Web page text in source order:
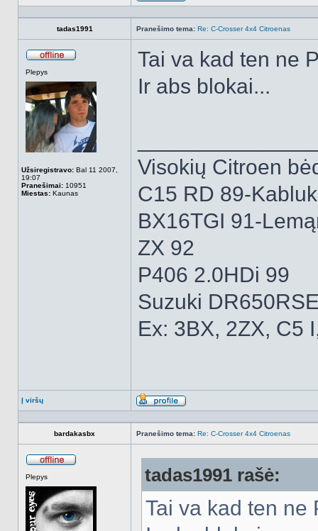
Aprašymas
tadas1991 Pranešimo tema: Re: C-Crosser 4x4 Citroenas
Plepys
Užsiregistravo: Bal 11 2007,
19:07
Pranešimai: 10951
Miestas: Kaunas
Tai va kad ten ne
Ir abs blokai...
Visokių Citroen
C15 RD 89-
BX16TGI 91-
ZX 92
P406 2.0HDi 99
Suzuki
Ex: 3BX, 2ZX, C5
Į viršų
Aprašymas
bardakasbx Pranešimo tema: Re: C-Crosser 4x4 Citroenas
Plepys
tadas1991 rašė:
Tai va kad ten ne